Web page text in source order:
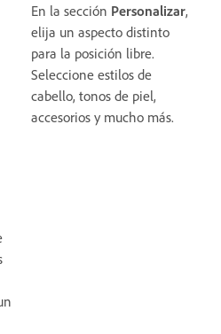
En la sección Personalizar,
elija un aspecto distinto
para la posición libre.
Seleccione estilos de
cabello, tonos de piel,
accesorios y mucho más.